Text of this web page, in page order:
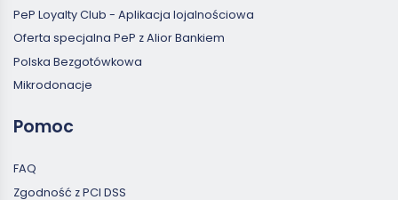
PeP Loyalty Club - Aplikacja lojalnościowa
Oferta specjalna PeP z Alior Bankiem
Polska Bezgotówkowa
Mikrodonacje
Pomoc
FAQ
Zgodność z PCI DSS